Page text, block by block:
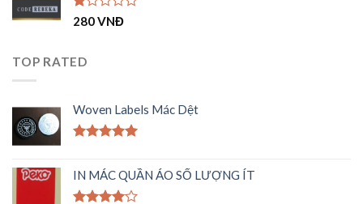
Được
1.00
280VNĐ
TOP RATED
Woven Labels Mác Dệt
5 sao
IN MÁC QUẦN ÁO SỐ LƯỢNG ÍT